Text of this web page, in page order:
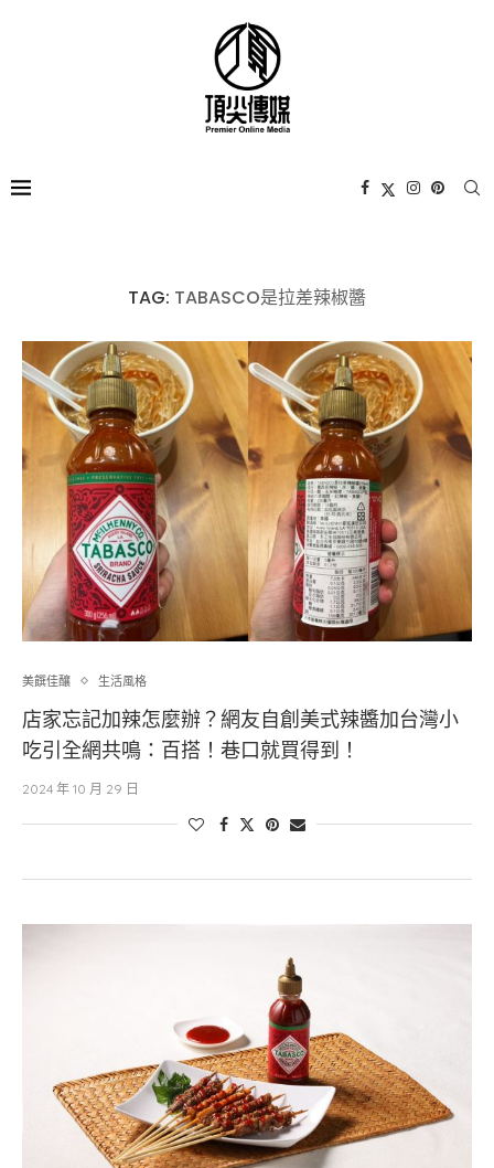
TAG: TABASCO是拉差辣椒醬
美饌佳釀 生活風格
店家忘記加辣怎麼辦？網友自創美式辣醬加台灣小
吃引全網共鳴：百搭！巷口就買得到！
2024 年 10 月 29 日